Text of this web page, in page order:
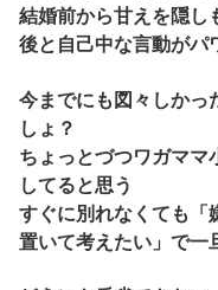
結婚前から甘えを隠し
後と自己中な言動がパ
今までにも図々しかっ
しょ？
ちょっとづつワガママ
してると思う
すぐに別れなくても「
置いて考えたい」で一